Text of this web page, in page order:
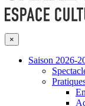
×
Saison 2026-